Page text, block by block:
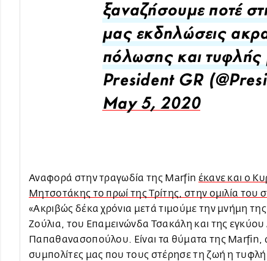
ξαναζήσουμε ποτέ
μας εκδηλώσεις
πόλωσης και τυφλής
President GR
May 5, 2020
Αναφορά στην τραγωδία της Marfin έκανε και ο
Μητσοτάκης το πρωί της Τρίτης, στην ομιλία του
«Ακριβώς δέκα χρόνια μετά τιμούμε την μνήμη
Ζούλια, του Επαμεινώνδα Τσακάλη και της εγκύου
Παπαθανασοπούλου. Είναι τα θύματα της Marfin,
συμπολίτες μας που τους στέρησε τη ζωή η τυφλή